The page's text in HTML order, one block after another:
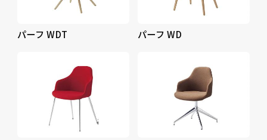
パーフ WDT パーフ WD